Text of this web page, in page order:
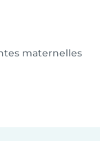
maternelles